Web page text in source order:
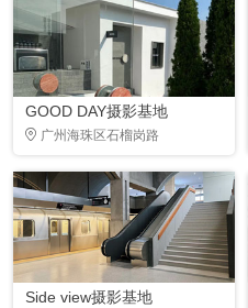
GOOD DAY摄影基地
广州海珠区石榴岗路
Side view摄影基地